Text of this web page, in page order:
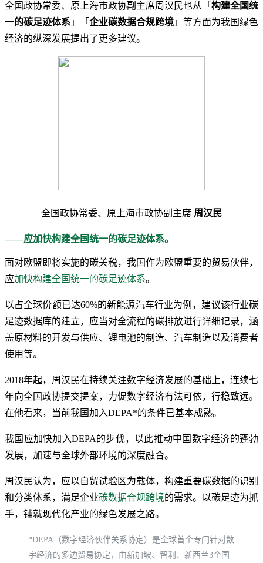
全国政协常委、原上海市政协副主席周汉民也从「 构建全国统
一的碳足迹体系 」「 企业碳数据合规跨境 」等方面为我国绿色
经济的纵深发展提出了更多建议。
全国政协常委、原上海市政协副主席 周汉民
——应加快构建全国统一的碳足迹体系。
面对欧盟即将实施的碳关税，我国作为欧盟重要的贸易伙伴，
应加快构建全国统一的碳足迹体系。
以占全球份额已达60%的新能源汽车行业为例，建议该行业碳
足迹数据库的建立，应当对全流程的碳排放进行详细记录，涵
盖原材料的开发与供应、锂电池的制造、汽车制造以及消费者
使用等。
2018年起，周汉民在持续关注数字经济发展的基础上，连续七
年向全国政协提交提案，力促数字经济有法可依，行稳致远。
在他看来，当前我国加入DEPA*的条件已基本成熟。
我国应加快加入DEPA的步伐，以此推动中国数字经济的蓬勃
发展，加速与全球外部环境的深度融合。
周汉民认为，应以自贸试验区为载体，构建重要碳数据的识别
和分类体系，满足企业碳数据合规跨境的需求。以碳足迹为抓
手，铺就现代化产业的绿色发展之路。
*DEPA（数字经济伙伴关系协定）是全球首个专门针对数
字经济的多边贸易协定，由新加坡、智利、新西兰3个国